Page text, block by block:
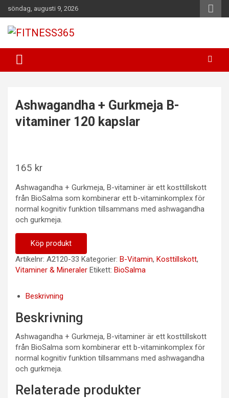
Hoppa
till
innehåll
söndag, augusti 9, 2026
FITNESS365
Ashwagandha + Gurkmeja B-
vitaminer 120 kapslar
165 kr
Ashwagandha + Gurkmeja, B-vitaminer är ett kosttillskott
från BioSalma som kombinerar ett b-vitaminkomplex för
normal kognitiv funktion tillsammans med ashwagandha
och gurkmeja.
Köp produkt
Artikelnr: A2120-33 Kategorier: B-Vitamin, Kosttillskott,
Vitaminer & Mineraler Etikett: BioSalma
Beskrivning
Beskrivning
Ashwagandha + Gurkmeja, B-vitaminer är ett kosttillskott
från BioSalma som kombinerar ett b-vitaminkomplex för
normal kognitiv funktion tillsammans med ashwagandha
och gurkmeja.
Relaterade produkter